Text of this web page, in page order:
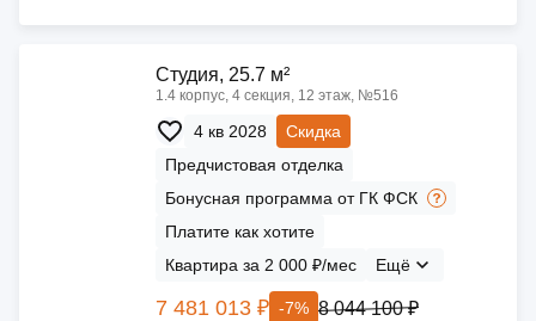
Cтудия, 25.7 м²
1.4 корпус, 4 секция, 12 этаж, №516
4 кв 2028
Скидка
Предчистовая отделка
Бонусная программа от ГК ФСК
Платите как хотите
Квартира за 2 000 ₽/мес
Ещё
7 481 013 ₽ -7% 8 044 100 ₽